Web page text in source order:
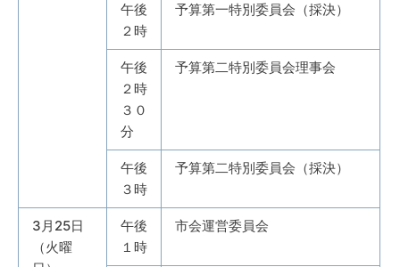
午後
２時
予算第一特別委員会（採決）
午後
２時
３０
分
予算第二特別委員会理事会
午後
３時
予算第二特別委員会（採決）
3月25日
（火曜
午後
１時
市会運営委員会